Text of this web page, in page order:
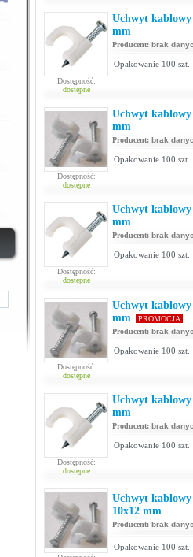
Dostępność:
dostępne
Uchwyt kablowy
mm
Producent: brak
Opakowanie 100 szt.
Dostępność:
dostępne
Uchwyt kablowy
mm
Producent: brak
Opakowanie 100 szt.
Dostępność:
dostępne
Uchwyt kablowy
mm
Producent: brak
Opakowanie 100 szt.
Dostępność:
dostępne
Uchwyt kablowy
mm
PROMOCJA
Producent: brak
Opakowanie 100 szt.
Dostępność:
dostępne
Uchwyt kablowy
mm
Producent: brak
Opakowanie 100 szt.
Uchwyt kablowy
10x12 mm
Producent: brak
Opakowanie 100 szt.